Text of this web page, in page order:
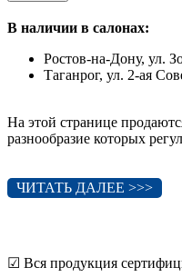
В наличии в салонах:
Ростов-на-Дону, ул.
Таганрог, ул. 2-ая
На этой странице
разнообразие которых
ЧИТАТЬ ДАЛЕЕ >>>
☑ Вся продукция